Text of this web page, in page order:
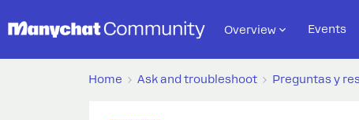
Overview Events
Home Ask and troubleshoot Preguntas y